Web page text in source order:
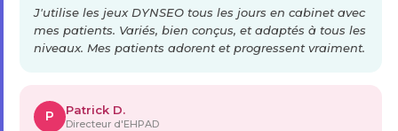
J'utilise les jeux DYNSEO tous les jours en cabinet avec
mes patients. Variés, bien conçus, et adaptés à tous les
niveaux. Mes patients adorent et progressent vraiment.
P Patrick D.
Directeur d'EHPAD